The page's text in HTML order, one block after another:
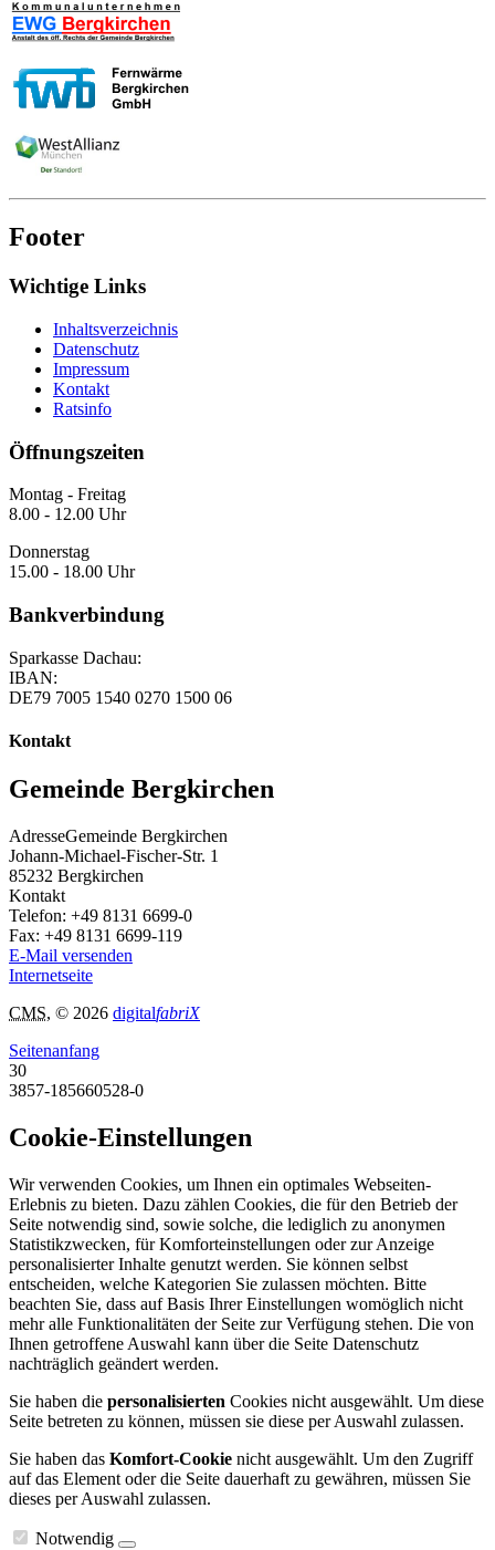
Footer
Wichtige Links
Inhaltsverzeichnis
Datenschutz
Impressum
Kontakt
Ratsinfo
Öffnungszeiten
Montag - Freitag
8.00 - 12.00 Uhr
Donnerstag
15.00 - 18.00 Uhr
Bankverbindung
Sparkasse Dachau:
IBAN:
DE79 7005 1540 0270 1500 06
Kontakt
Gemeinde Bergkirchen
AdresseGemeinde Bergkirchen
Johann-Michael-Fischer-Str. 1
85232 Bergkirchen
Kontakt
Telefon: +49 8131 6699-0
Fax: +49 8131 6699-119
E-Mail versenden
Internetseite
CMS, © 2026 digitalfabriX
Seitenanfang
30
3857-185660528-0
Cookie-Einstellungen
Wir verwenden Cookies, um Ihnen ein optimales Webseiten-
Erlebnis zu bieten. Dazu zählen Cookies, die für den Betrieb der
Seite notwendig sind, sowie solche, die lediglich zu anonymen
Statistikzwecken, für Komforteinstellungen oder zur Anzeige
personalisierter Inhalte genutzt werden. Sie können selbst
entscheiden, welche Kategorien Sie zulassen möchten. Bitte
beachten Sie, dass auf Basis Ihrer Einstellungen womöglich nicht
mehr alle Funktionalitäten der Seite zur Verfügung stehen. Die von
Ihnen getroffene Auswahl kann über die Seite Datenschutz
nachträglich geändert werden.
Sie haben die personalisierten Cookies nicht ausgewählt. Um diese
Seite betreten zu können, müssen sie diese per Auswahl zulassen.
Sie haben das Komfort-Cookie nicht ausgewählt. Um den Zugriff
auf das Element oder die Seite dauerhaft zu gewähren, müssen Sie
dieses per Auswahl zulassen.
Notwendig